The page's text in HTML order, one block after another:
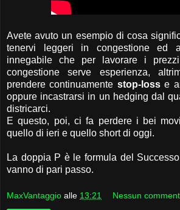
Avete avuto un esempio di cosa
tenervi leggeri in congestione ed
innegabile che per lavorare i
congestione serve esperienza,
prendere continuamente stop-losse
oppure incastrarsi in un hedging dal
districarci.
E questo, poi, ci fa perdere i bei
quello di ieri e quello short di oggi.
La doppia P è le formula del
vanno di pari passo.
MaxVantaggio alle 13:21 Nessun